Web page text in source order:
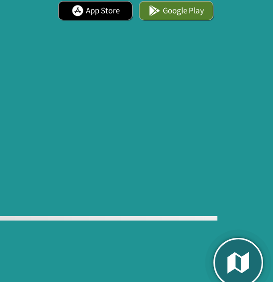
App Store Google Play